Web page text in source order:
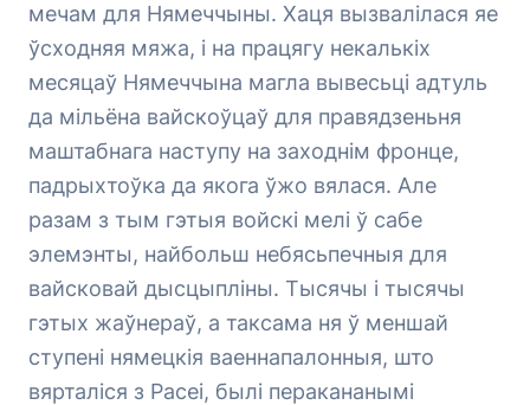
мечам для Нямеччыны. Хаця вызвалілася яе
ўсходняя мяжа, і на працягу некалькіх
месяцаў Нямеччына магла вывесьці адтуль
да мільёна вайскоўцаў для правядзеньня
маштабнага наступу на заходнім фронце,
падрыхтоўка да якога ўжо вялася. Але
разам з тым гэтыя войскі мелі ў сабе
элемэнты, найбольш небясьпечныя для
вайсковай дысцыпліны. Тысячы і тысячы
гэтых жаўнераў, а таксама ня ў меншай
ступені нямецкія ваеннапалонныя, што
вярталіся з Расеі, былі перакананымі